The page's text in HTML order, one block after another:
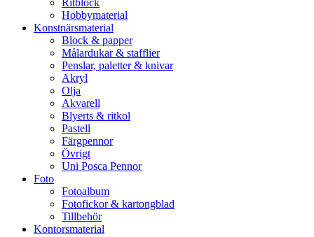
Ritblock
Hobbymaterial
Konstnärsmaterial
Block & papper
Målardukar & stafflier
Penslar, paletter & knivar
Akryl
Olja
Akvarell
Blyerts & ritkol
Pastell
Färgpennor
Övrigt
Uni Posca Pennor
Foto
Fotoalbum
Fotofickor & kartongblad
Tillbehör
Kontorsmaterial